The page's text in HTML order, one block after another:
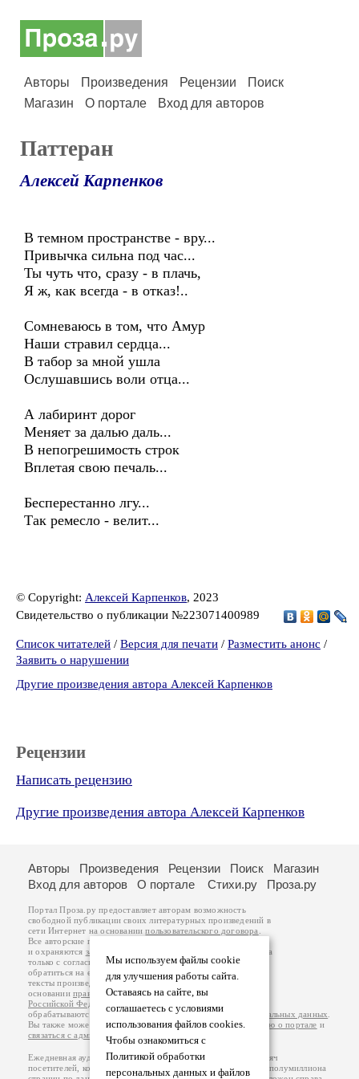
Авторы Произведения Рецензии
Поиск
Магазин
О портале Вход для авторов
Паттеран
Алексей Карпенков
В темном пространстве - вру...
Привычка сильна под час...
Ты чуть что, сразу - в плачь,
Я ж, как всегда - в отказ!..
Сомневаюсь в том, что Амур
Наши стравил сердца...
В табор за мной ушла
Ослушавшись воли отца...
А лабиринт дорог
Меняет за далью даль...
В непогрешимость строк
Вплетая свою печаль...
Бесперестанно лгу...
Так ремесло - велит...
© Copyright: Алексей Карпенков, 2023
Свидетельство о публикации №223071400989
Список читателей / Версия для печати / Разместить анонс /
Заявить о нарушении
Другие произведения автора Алексей Карпенков
Рецензии
Написать рецензию
Другие произведения автора Алексей Карпенков
Мы используем файлы cookie
для улучшения работы сайта.
Оставаясь на сайте, вы
соглашаетесь с условиями
использования файлов cookies.
Чтобы ознакомиться с
Политикой обработки
персональных данных и файлов
Авторы Произведения Рецензии Поиск
Магазин
Вход для авторов
О портале Стихи.ру Проза.ру
Портал Проза.ру предоставляет авторам возможность
свободной публикации своих литературных произведений в
сети Интернет на основаниипользовательского договора
Все авторские права на произведения принадлежат авторам
и охраняются законом
. Перепечатка произведений возможна
только с согласия его автора, к которому вы можете
обратиться на его авторской странице. Ответственность за
тексты произведений авторы несут самостоятельно на
основанииправил публикацииизаконодательства
Российской Федерации
обрабатываются на основанииПолитики обработки персональных данных
Вы также можете посмотреть более подробнуюинформацию о портале и
связаться с администрацией
Ежедневная аудитория портала Проза.ру – порядка 100 тысяч
посетителей, которые в общей сумме просматривают более полумиллиона